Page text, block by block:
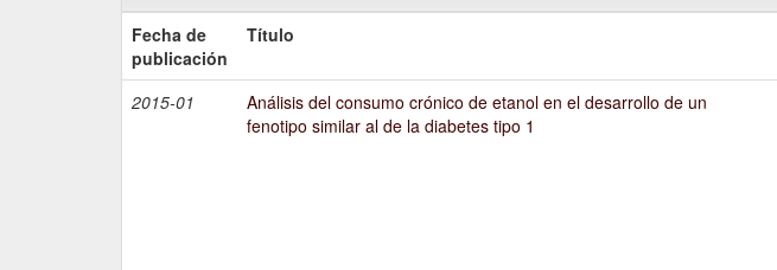
Fecha de
publicación
Título
2015-01
Análisis del consumo crónico de etanol en el desarrollo de un
fenotipo similar al de la diabetes tipo 1